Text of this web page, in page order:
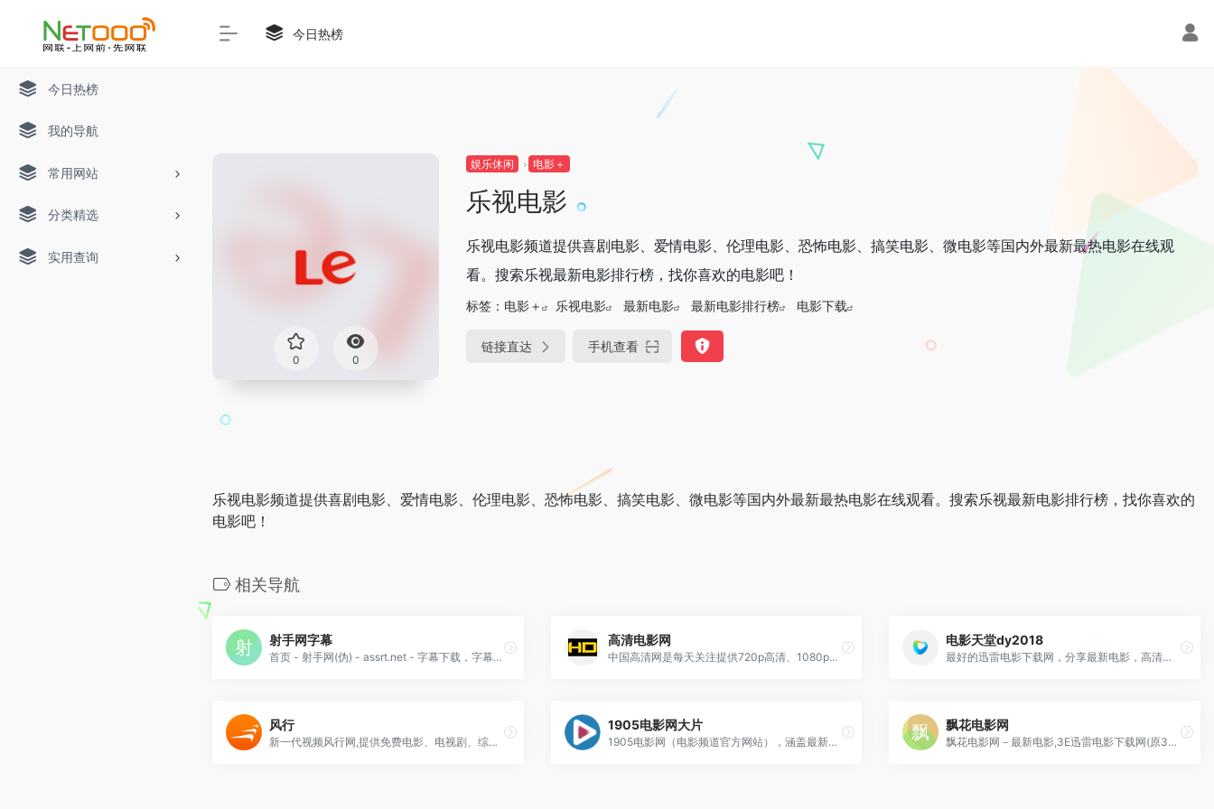
今日热榜
我的导航
常用网站
分类精选
实用查询
今日热榜
0 0
娱乐休闲 电影＋
乐视电影
乐视电影频道提供喜剧电影、爱情电影、伦理电影、恐怖电影、搞笑电影、微电影等国内外最新最热电影在线观
看。搜索乐视最新电影排行榜，找你喜欢的电影吧！
标签： 电影＋ 乐视电影 最新电影 最新电影排行榜 电影下载
链接直达 手机查看
乐视电影频道提供喜剧电影、爱情电影、伦理电影、恐怖电影、搞笑电影、微电影等国内外最新最热电影在线观看。搜索乐视最新电影排行榜，找你喜欢的
电影吧！
相关导航
射手网字幕
首页 - 射手网(伪) - assrt.net - 字幕下载，字幕组，中文字幕，美剧字幕，英剧字幕，双语字幕，新番字幕
高清电影网
中国高清网是每天关注提供720p高清、1080p高清、蓝光原盘高清、4K高清、最新热门bt种子磁力链迅雷下载网站，是下载了解高清电影的天堂！
电影天堂dy2018
最好的迅雷电影下载网，分享最新电影，高清电影、综艺、动漫、电视剧等下载！
风行
新一代视频风行网,提供免费电影、电视剧、综艺、动漫、体育等视频内容的在线观看和下载.累积7亿用户的全平台,为传媒机构和品牌客户开设了官方视频服务账号,通过大数据分析与个性推荐订阅技术,实现海量独家内容与用户个性需求即时匹配.
1905电影网大片
1905电影网（电影频道官方网站），涵盖最新电影、好看的电影、经典电影、电影推荐、免费电影、高清电影在线观看及海量最新电影图文视频资讯，看电影就上电影网1905.com。
飘花电影网
飘花电影网－最新电影,3E迅雷电影下载网(原3edyy.com)-每天搜集最新迅雷免费电影下载。为使用迅雷软件的用户提供最新的免费电影下载、小电影下载、高清电影下载等服务。